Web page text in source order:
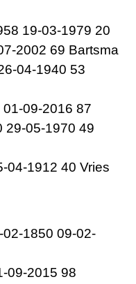
19-03-1979 20
2002 69 Bartsma
04-1940 53
09-2016 87
29-05-1970 49
04-1912 40 Vries
1850 09-02-
09-2015 98